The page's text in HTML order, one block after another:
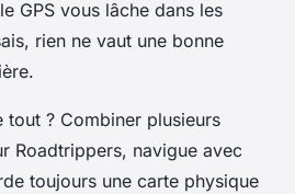
GPS vous lâche dans les
rien ne vaut une bonne
tout ? Combiner plusieurs
Roadtrippers, navigue avec
toujours une carte physique